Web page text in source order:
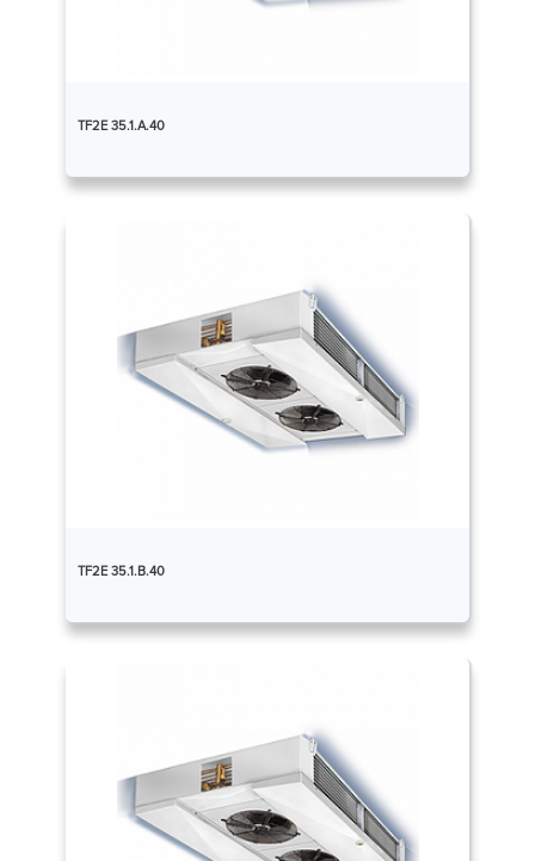
TF2E 35.1.A.40
TF2E 35.1.B.40